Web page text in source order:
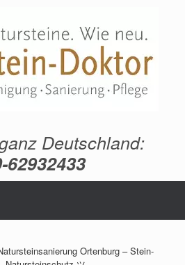
Deutschland:
62932433
Ortenburg – Stein-